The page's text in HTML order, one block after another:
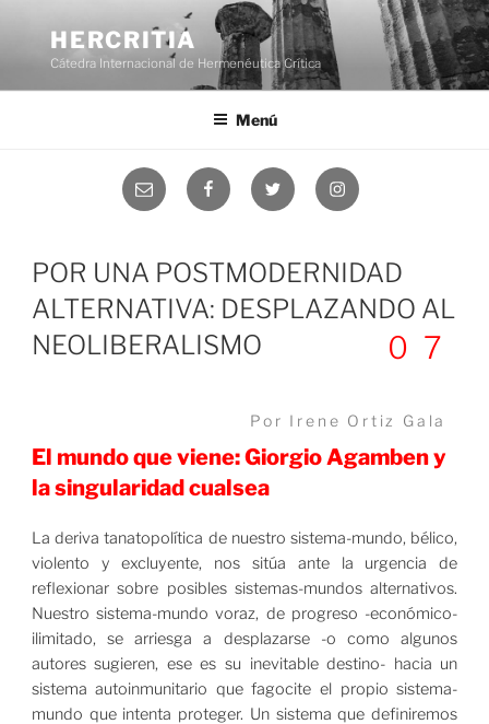
contenido
HERCRITIA
Cátedra Internacional de Hermenéutica Crítica
Menú
POR UNA POSTMODERNIDAD
ALTERNATIVA: DESPLAZANDO AL
NEOLIBERALISMO
07
Por Irene Ortiz Gala
El mundo que viene: Giorgio Agamben y
la singularidad cualsea
La deriva tanatopolítica de nuestro sistema-mundo, bélico,
violento y excluyente, nos sitúa ante la urgencia de
reflexionar sobre posibles sistemas-mundos alternativos.
Nuestro sistema-mundo voraz, de progreso -económico-
ilimitado, se arriesga a desplazarse -o como algunos
autores sugieren, ese es su inevitable destino- hacia un
sistema autoinmunitario que fagocite el propio sistema-
mundo que intenta proteger. Un sistema que definiremos
Correo
electrónico
FacebookTwitter Instagram